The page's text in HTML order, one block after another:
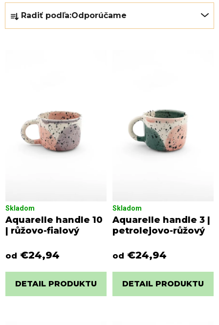
R
a
d
Radiť podľa:Odporúčame
o
v
Aquarelle handle 10
| růžovo-fialový
Skladom
od €24,94
DETAIL PRODUKTU
Aquarelle handle 3 |
petrolejovo-růžový
Skladom
od €24,94
DETAIL PRODUKTU